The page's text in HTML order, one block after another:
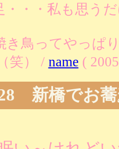
・・・私も思う
き鳥ってやっぱ
笑） / name (
新橋でお